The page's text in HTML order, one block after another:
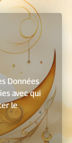
Données
avec qui
le